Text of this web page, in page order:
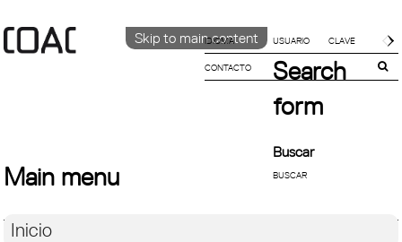
Skip to main content
IDIOMA
CATALÀ
CONTACTO
Search
form
Buscar
Main menu
Inicio